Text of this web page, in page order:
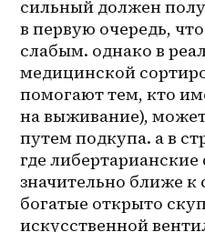
сильный должен
в первую очередь,
слабым. однако в
медицинской
помогают тем, кто
на выживание),
путем подкупа. а в
где
значительно ближе к
богатые открыто
искусственной